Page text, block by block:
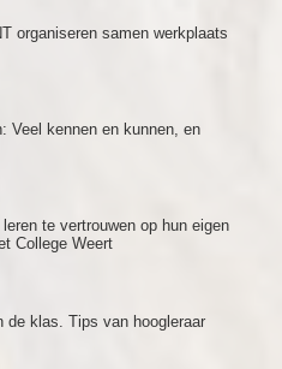
organiseren samen werkplaats
Veel kennen en kunnen, en
te vertrouwen op hun eigen
College Weert
de klas. Tips van hoogleraar